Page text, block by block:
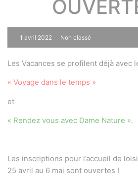
1 avril 2022 Non classé
Les Vacances se profilent déjà avec
« Voyage dans le temps »
et
« Rendez vous avec Dame Nature ».
Les inscriptions pour l’accueil de
25 avril au 6 mai sont ouvertes !